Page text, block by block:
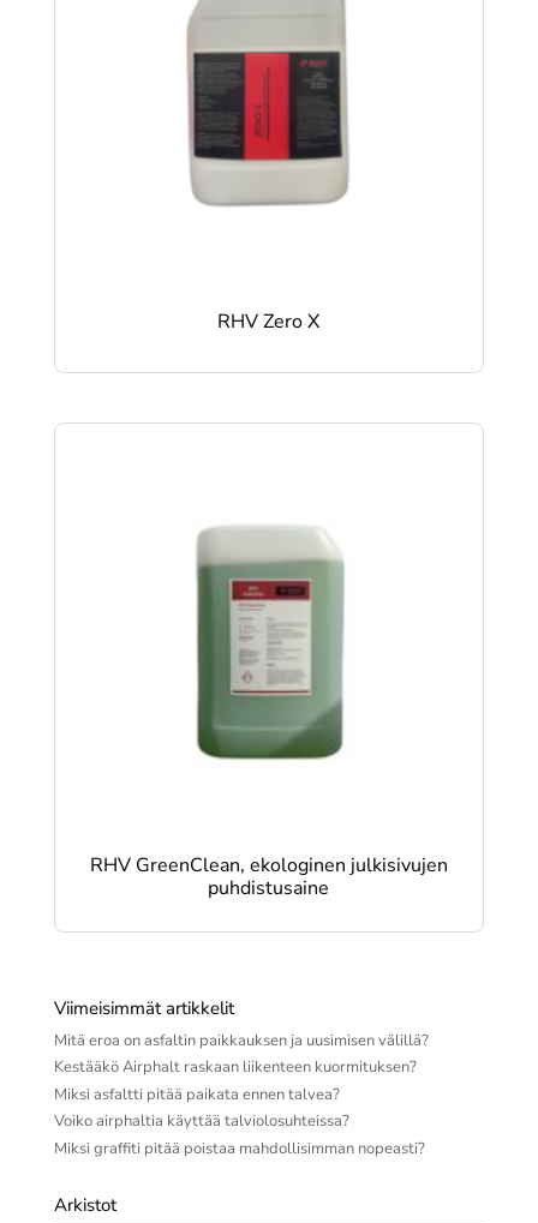
RHV Zero X
RHV GreenClean, ekologinen julkisivujen
puhdistusaine
Viimeisimmät artikkelit
Mitä eroa on asfaltin paikkauksen ja uusimisen välillä?
Kestääkö Airphalt raskaan liikenteen kuormituksen?
Miksi asfaltti pitää paikata ennen talvea?
Voiko airphaltia käyttää talviolosuhteissa?
Miksi graffiti pitää poistaa mahdollisimman nopeasti?
Arkistot